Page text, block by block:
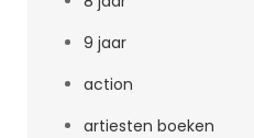
9 jaar
action
artiesten boeken